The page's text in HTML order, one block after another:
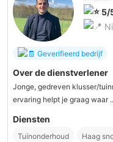
5/
Geverifieerd bedrijf
Over de dienstverlener
Jonge, gedreven klusser/
ervaring helpt je graag waar
Diensten
Tuinonderhoud Haag